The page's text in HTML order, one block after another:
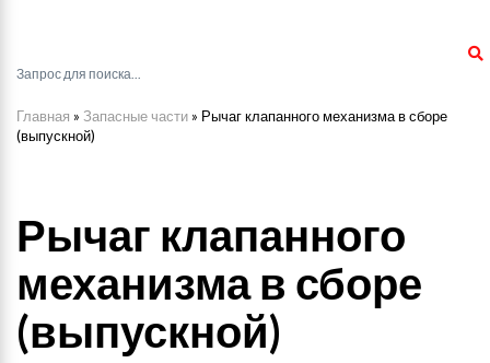
Главная » Запасные части » Рычаг клапанного механизма в сборе
(выпускной)
Рычаг клапанного
механизма в сборе
(выпускной)